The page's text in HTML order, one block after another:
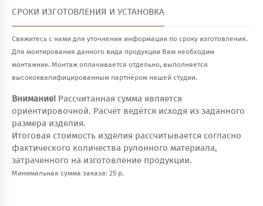
СРОКИ ИЗГОТОВЛЕНИЯ И УСТАНОВКА
Свяжитесь с нами для уточнения информации по сроку изготовления.
Для монтирования данного вида продукции Вам необходим
монтажник. Монтаж оплачивается отдельно, выполняется
высококвалифицированным партнёром нашей студии.
Внимание! Рассчитанная сумма является
ориентировочной. Расчёт ведётся исходя из заданного
размера изделия.
Итоговая стоимость изделия рассчитывается согласно
фактического количества рулонного материала,
затраченного на изготовление продукции.
Минимальная сумма заказа: 25 р.